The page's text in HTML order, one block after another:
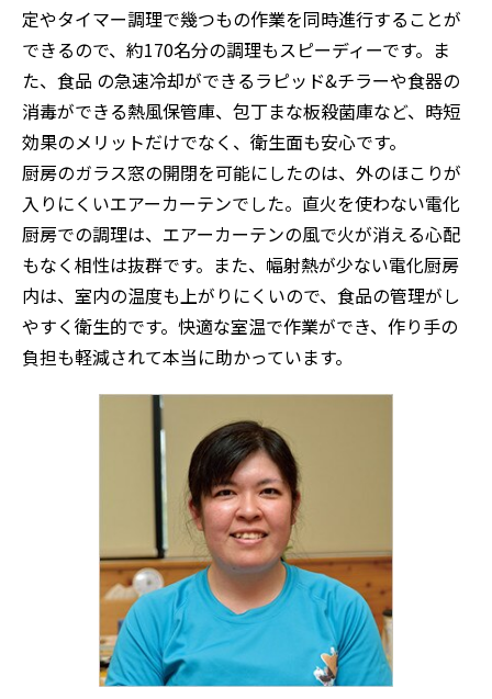
定やタイマー調理で幾つもの作業を同時進行することが
できるので、約170名分の調理もスピーディーです。ま
た、食品 の急速冷却ができるラピッド&チラーや食器の
消毒ができる熱風保管庫、包丁まな板殺菌庫など、時短
効果のメリットだけでなく、衛生面も安心です。
厨房のガラス窓の開閉を可能にしたのは、外のほこりが
入りにくいエアーカーテンでした。直火を使わない電化
厨房での調理は、エアーカーテンの風で火が消える心配
もなく相性は抜群です。また、幅射熱が少ない電化厨房
内は、室内の温度も上がりにくいので、食品の管理がし
やすく衛生的です。快適な室温で作業ができ、作り手の
負担も軽減されて本当に助かっています。